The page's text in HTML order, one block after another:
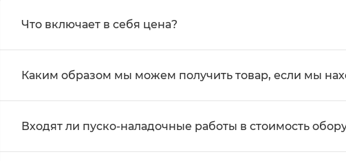
Что включает в себя цена?
Каким образом мы можем получить товар, если мы
Входят ли пуско-наладочные работы в стоимость